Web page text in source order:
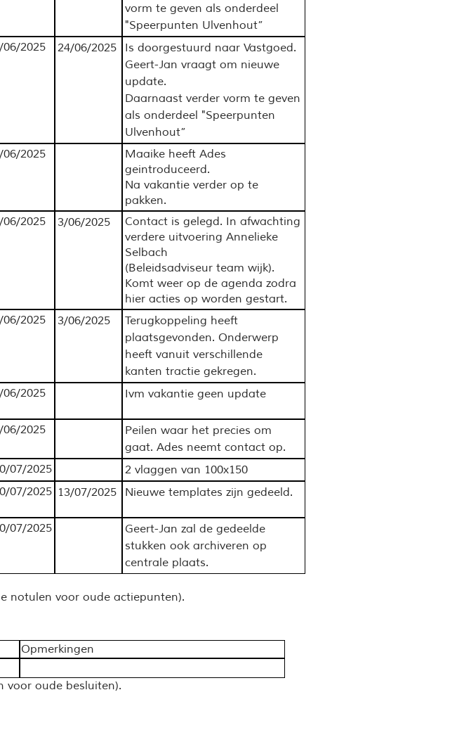
vorm te geven als onderdeel
"Speerpunten Ulvenhout”
06/2025 24/06/2025
Is doorgestuurd naar Vastgoed.
Geert-Jan vraagt om nieuwe
update.
Daarnaast verder vorm te geven
als onderdeel "Speerpunten
Ulvenhout”
06/2025
Maaike heeft Ades
geintroduceerd.
Na vakantie verder op te
pakken.
06/2025 3/06/2025
Contact is gelegd. In afwachting
verdere uitvoering Annelieke
Selbach
(Beleidsadviseur team wijk).
Komt weer op de agenda zodra
hier acties op worden gestart.
06/2025 3/06/2025
Terugkoppeling heeft
plaatsgevonden. Onderwerp
heeft vanuit verschillende
kanten tractie gekregen.
06/2025 Ivm vakantie geen update
06/2025
Peilen waar het precies om
gaat. Ades neemt contact op.
07/2025
2 vlaggen van 100x150
07/2025 13/07/2025 Nieuwe templates zijn gedeeld.
07/2025
Geert-Jan zal de gedeelde
stukken ook archiveren op
centrale plaats.
notulen voor oude actiepunten).
Opmerkingen
voor oude besluiten).